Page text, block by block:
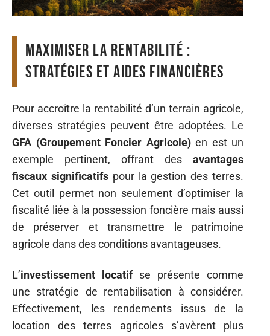
Maximiser la rentabilité :
stratégies et aides financières
Pour accroître la rentabilité d’un terrain agricole,
diverses stratégies peuvent être adoptées. Le
GFA (Groupement Foncier Agricole)en est un
exemple pertinent, offrant des avantages
fiscaux significatifspour la gestion des terres.
Cet outil permet non seulement d’optimiser la
fiscalité liée à la possession foncière mais aussi
de préserver et transmettre le patrimoine
agricole dans des conditions avantageuses.
L’investissement locatifse présente comme
une stratégie de rentabilisation à considérer.
Effectivement, les rendements issus de la
location des terres agricoles s’avèrent plus